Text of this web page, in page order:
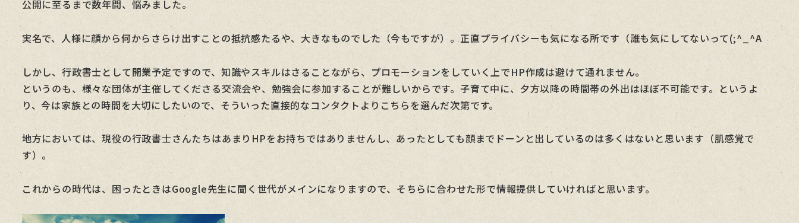
公開に至るまで数年間、悩みました。
実名で、人様に顔から何からさらけ出すことの抵抗感たるや、大きなものでした（今もですが）。正直プライバシーも気になる所です（誰も気にしてないって(;^_^A
しかし、行政書士として開業予定ですので、知識やスキルはさることながら、プロモーションをしていく上でHP作成は避けて通れません。
というのも、様々な団体が主催してくださる交流会や、勉強会に参加することが難しいからです。子育て中に、夕方以降の時間帯の外出はほぼ不可能です。というよ
り、今は家族との時間を大切にしたいので、そういった直接的なコンタクトよりこちらを選んだ次第です。
地方においては、現役の行政書士さんたちはあまりHPをお持ちではありませんし、あったとしても顔までドーンと出しているのは多くはないと思います（肌感覚で
す）。
これからの時代は、困ったときはGoogle先生に聞く世代がメインになりますので、そちらに合わせた形で情報提供していければと思います。